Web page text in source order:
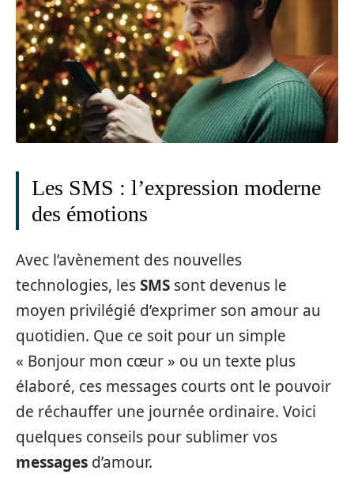
Les SMS : l’expression moderne
des émotions
Avec l’avènement des nouvelles
technologies, lesSMS sont devenus le
moyen privilégié d’exprimer son amour au
quotidien. Que ce soit pour un simple
« Bonjour mon cœur » ou un texte plus
élaboré, ces messages courts ont le pouvoir
de réchauffer une journée ordinaire. Voici
quelques conseils pour sublimer vos
messages d’amour.